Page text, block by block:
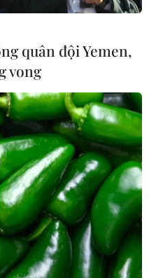
quân đội Yemen,
vong